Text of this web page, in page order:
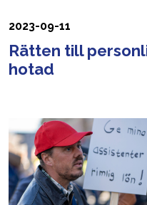
2023-09-11
Rätten till
hotad